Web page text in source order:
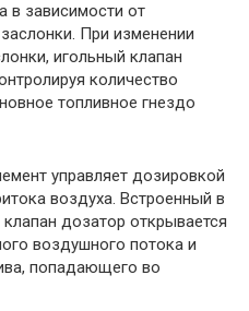
в зависимости от
При изменении
игольный клапан
количество
топливное гнездо
управляет дозировкой
воздуха. Встроенный в
дозатор открывается
воздушного потока и
попадающего во